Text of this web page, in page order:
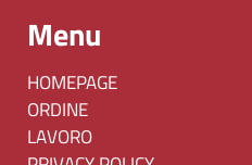
Menu
HOMEPAGE
ORDINE
LAVORO